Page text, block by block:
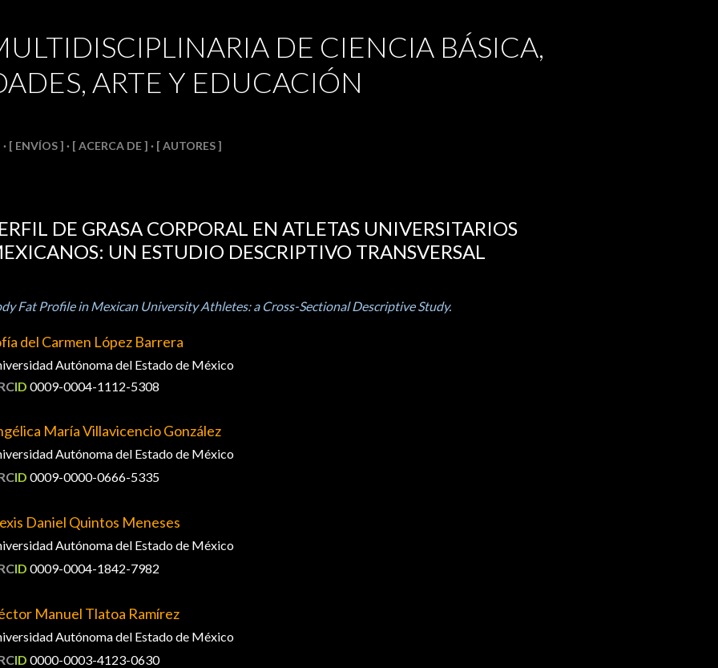
DE CIENCIA BÁSICA,
ARTE Y EDUCACIÓN
[ ENVÍOS ] [ ACERCA DE ] [ AUTORES ]
DE GRASA CORPORAL EN ATLETAS UNIVERSITARIOS
UN ESTUDIO DESCRIPTIVO TRANSVERSAL
Fat Profile in Mexican University Athletes: a Cross-Sectional Descriptive Study.
del Carmen López Barrera
Autónoma del Estado de México
ID 0009-0004-1112-5308
María Villavicencio González
Autónoma del Estado de México
ID 0009-0000-0666-5335
Daniel Quintos Meneses
Autónoma del Estado de México
ID 0009-0004-1842-7982
Manuel Tlatoa Ramírez
Autónoma del Estado de México
ID 0000-0003-4123-0630